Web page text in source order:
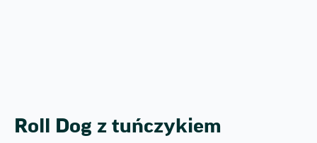
Roll Dog z tuńczykiem